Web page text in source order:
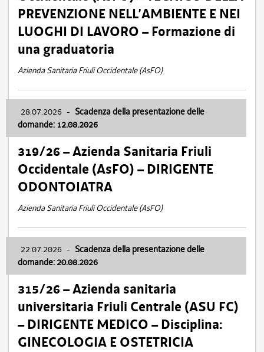
PREVENZIONE NELL’AMBIENTE E NEI
LUOGHI DI LAVORO – Formazione di
una graduatoria
Azienda Sanitaria Friuli Occidentale (AsFO)
28.07.2026 - Scadenza della presentazione delle
domande: 12.08.2026
319/26 – Azienda Sanitaria Friuli
Occidentale (AsFO) – DIRIGENTE
ODONTOIATRA
Azienda Sanitaria Friuli Occidentale (AsFO)
22.07.2026 - Scadenza della presentazione delle
domande: 20.08.2026
315/26 – Azienda sanitaria
universitaria Friuli Centrale (ASU FC)
– DIRIGENTE MEDICO – Disciplina:
GINECOLOGIA E OSTETRICIA